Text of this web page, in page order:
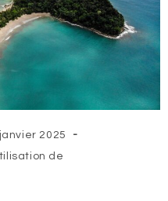
2025
de